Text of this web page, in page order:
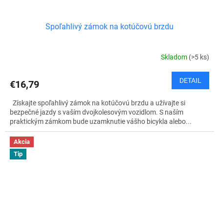
Spoľahlivý zámok na kotúčovú brzdu
Skladom (>5 ks)
€16,79 DETAIL
Získajte spoľahlivý zámok na kotúčovú brzdu a užívajte si
bezpečné jazdy s vaším dvojkolesovým vozidlom. S naším
praktickým zámkom bude uzamknutie vášho bicykla alebo...
Akcia
Tip